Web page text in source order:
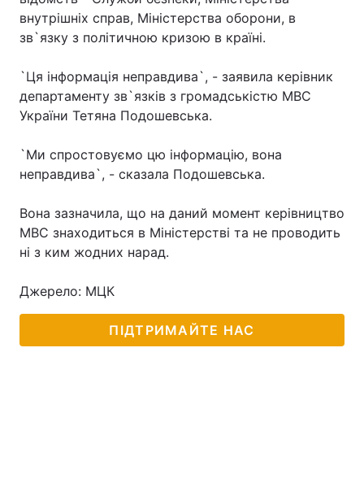
Україна Політика
внутрішніх справ, Міністерства оборони, в
зв`язку з політичною кризою в країні.
`Ця інформація неправдива`, - заявила керівник
департаменту зв`язків з громадськістю МВС
України Тетяна Подошевська.
`Ми спростовуємо цю інформацію, вона
неправдива`, - сказала Подошевська.
Вона зазначила, що на даний момент керівництво
МВС знаходиться в Міністерстві та не проводить
ні з ким жодних нарад.
Джерело: МЦК
ПІДТРИМАЙТЕ НАС